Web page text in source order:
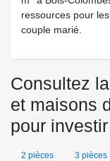
ressources pour
couple marié.
Consultez
et maisons
pour
2 pièces 3 pièces